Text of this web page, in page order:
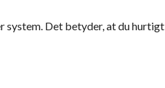
system. Det betyder, at du hurtigt